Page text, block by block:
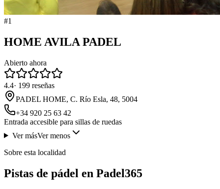
#1
HOME AVILA PADEL
Abierto ahora
4.4· 199 reseñas
PADEL HOME, C. Río Esla, 48, 5004
+34 920 25 63 42
Entrada accesible para sillas de ruedas
Ver másVer menos
Sobre esta localidad
Pistas de pádel en Padel365